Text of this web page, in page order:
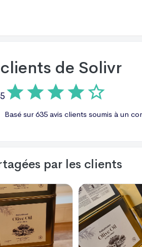
de Solivr
Basé sur635 avis clients soumis à un
par les clients